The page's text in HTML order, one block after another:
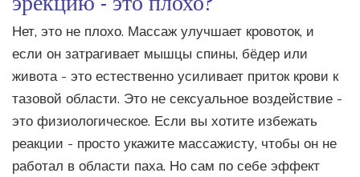
Нет, это не плохо. Массаж улучшает кровоток, и
если он затрагивает мышцы спины, бёдер или
живота - это естественно усиливает приток крови к
тазовой области. Это не сексуальное воздействие -
это физиологическое. Если вы хотите избежать
реакции - просто укажите массажисту, чтобы он не
работал в области паха. Но сам по себе эффект